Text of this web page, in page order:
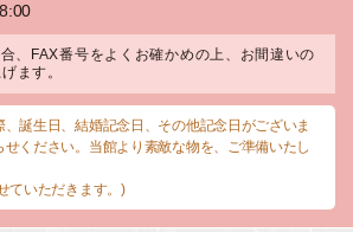
、FAX番号をよくお確かめの上、お間違いの
ます。
誕生日、結婚記念日、その他記念日がございま
せください。当館より素敵な物を、ご準備いたし
ていただきます。)